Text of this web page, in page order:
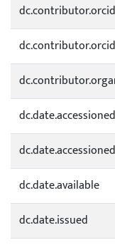
dc.contributor.orcid
dc.contributor.orcid
dc.date.accessioned
dc.date.accessioned
dc.date.available
dc.date.issued